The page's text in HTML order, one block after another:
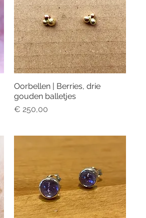
Snel overzicht
Oorbellen | Berries, drie
gouden balletjes
Prijs
€ 250,00